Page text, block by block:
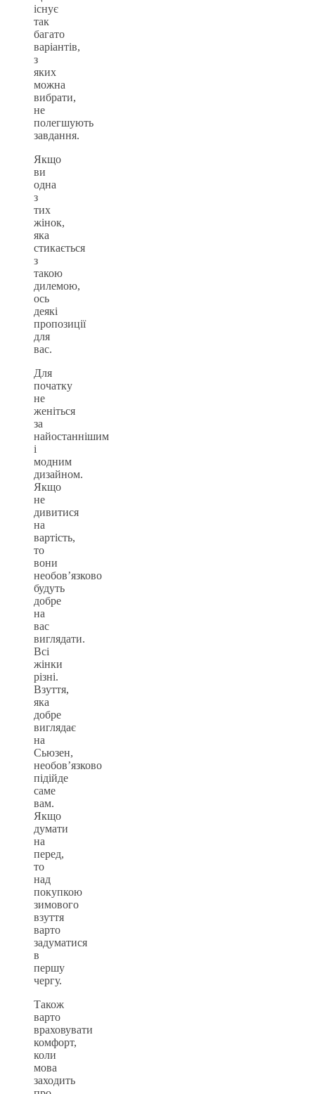
існує
так
багато
варіантів,
з
яких
можна
вибрати,
не
полегшують
завдання.
Якщо
ви
одна
з
тих
жінок,
яка
стикається
з
такою
дилемою,
ось
деякі
пропозиції
для
вас.
Для
початку
не
женіться
за
найостаннішим
і
модним
дизайном.
Якщо
не
дивитися
на
вартість,
то
вони
необов’язково
будуть
добре
на
вас
виглядати.
Всі
жінки
різні.
Взуття,
яка
добре
виглядає
на
Сьюзен,
необов’язково
підійде
саме
вам.
Якщо
думати
на
перед,
то
над
покупкою
зимового
взуття
варто
задуматися
в
першу
чергу.
Також
варто
враховувати
комфорт,
коли
мова
заходить